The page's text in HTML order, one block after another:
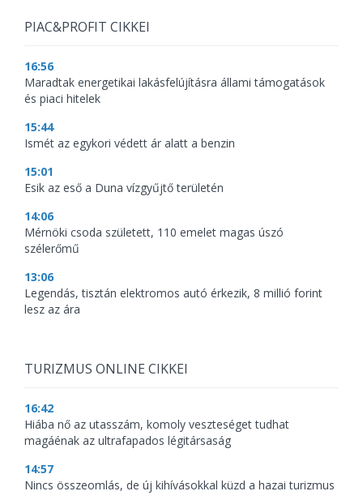
PIAC&PROFIT CIKKEI
16:56
Maradtak energetikai lakásfelújításra állami támogatások
és piaci hitelek
15:44
Ismét az egykori védett ár alatt a benzin
15:01
Esik az eső a Duna vízgyűjtő területén
14:06
Mérnöki csoda született, 110 emelet magas úszó
szélerőmű
13:06
Legendás, tisztán elektromos autó érkezik, 8 millió forint
lesz az ára
TURIZMUS ONLINE CIKKEI
16:42
Hiába nő az utasszám, komoly veszteséget tudhat
magáénak az ultrafapados légitársaság
14:57
Nincs összeomlás, de új kihívásokkal küzd a hazai turizmus